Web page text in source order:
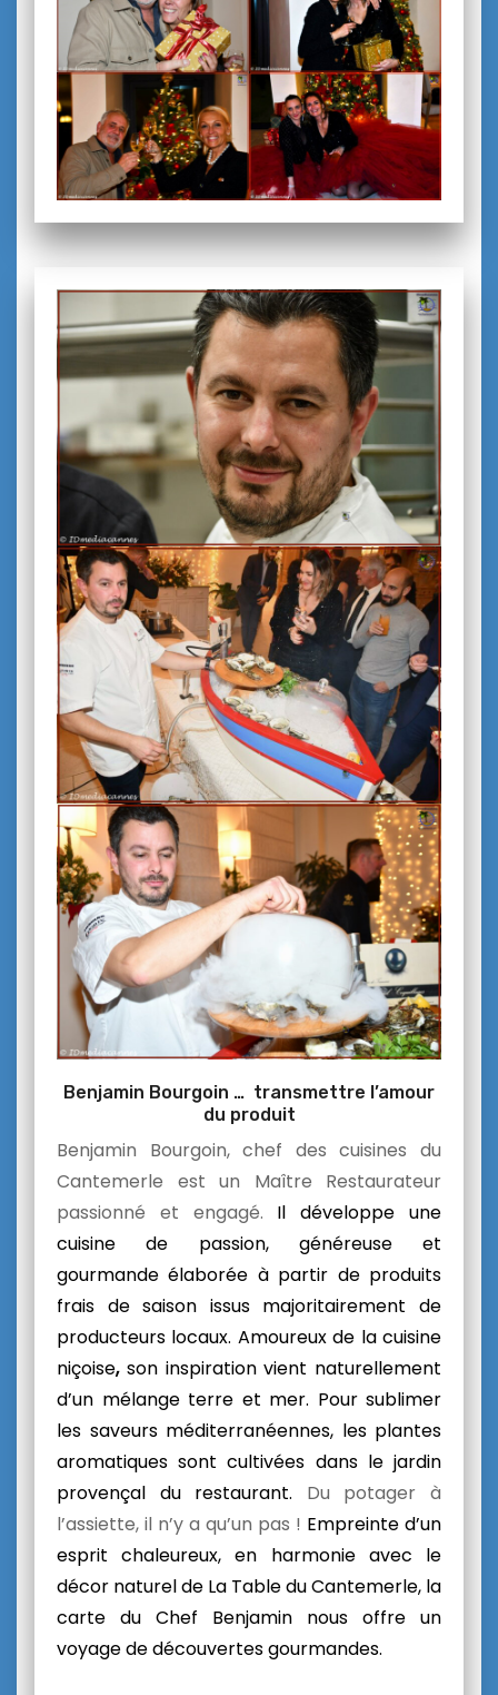
Benjamin Bourgoin … transmettre l’amour
du produit
Benjamin Bourgoin, chef des cuisines du
Cantemerle est un Maître Restaurateur
passionné et engagé. Il développe une
cuisine de passion,généreuse et
gourmande élaborée à partir de produits
frais de saison issus majoritairement de
producteurs locaux. Amoureux de la cuisine
niçoise,son inspiration vient naturellement
d’un mélange terre et mer. Pour sublimer
les saveurs méditerranéennes, les plantes
aromatiques sont cultivées dans le jardin
provençal du restaurant. Du potager à
l’assiette, il n’y a qu’un pas ! Empreinte d’un
esprit chaleureux, en harmonie avec le
décor naturel de La Table du Cantemerle, la
carte du Chef Benjamin nous offre un
voyage de découvertes gourmandes.